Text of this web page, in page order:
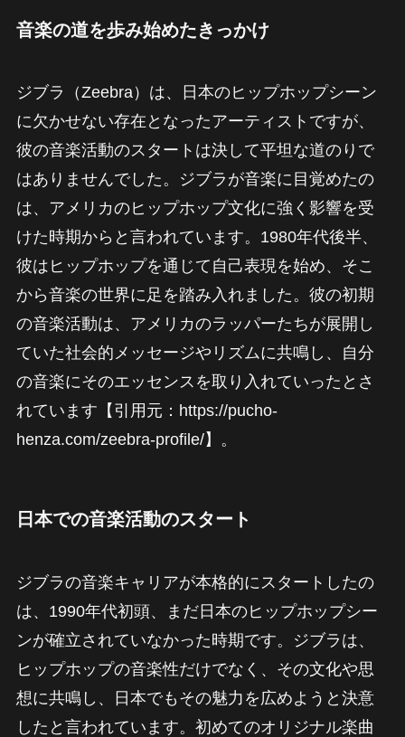
音楽の道を歩み始めたきっかけ
ジブラ（Zeebra）は、日本のヒップホップシーン
に欠かせない存在となったアーティストですが、
彼の音楽活動のスタートは決して平坦な道のりで
はありませんでした。ジブラが音楽に目覚めたの
は、アメリカのヒップホップ文化に強く影響を受
けた時期からと言われています。1980年代後半、
彼はヒップホップを通じて自己表現を始め、そこ
から音楽の世界に足を踏み入れました。彼の初期
の音楽活動は、アメリカのラッパーたちが展開し
ていた社会的メッセージやリズムに共鳴し、自分
の音楽にそのエッセンスを取り入れていったとさ
れています【引用元：https://pucho-
henza.com/zeebra-profile/】。
日本での音楽活動のスタート
ジブラの音楽キャリアが本格的にスタートしたの
は、1990年代初頭、まだ日本のヒップホップシー
ンが確立されていなかった時期です。ジブラは、
ヒップホップの音楽性だけでなく、その文化や思
想に共鳴し、日本でもその魅力を広めようと決意
したと言われています。初めてのオリジナル楽曲